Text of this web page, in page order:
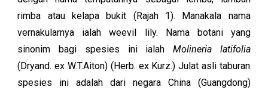
rimba atau kelapa bukit (Rajah 1). Manakala nama
vernakularnya ialah weevil lily. Nama botani yang
sinonim bagi spesies ini ialah Molineria latifolia
(Dryand. ex W.T.Aiton) (Herb. ex Kurz.) Julat asli taburan
spesies ini adalah dari negara China (Guangdong)